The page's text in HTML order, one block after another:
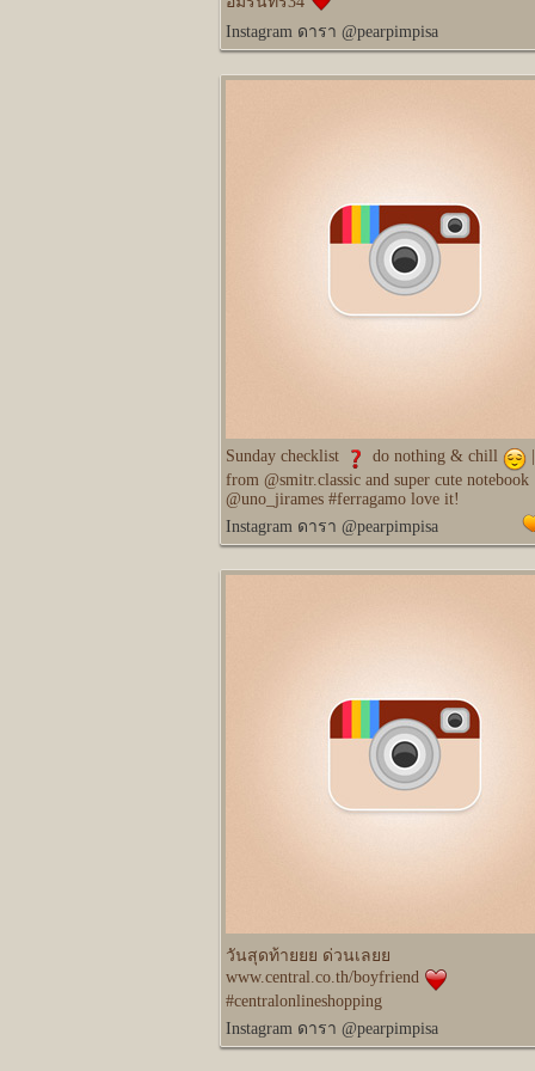
Instagram ดารา @pearpimpisa
Sunday checklist ️ do nothing & chill
from @smitr.classic and super cute notebook
@uno_jirames #ferragamo love it!
Instagram ดารา @pearpimpisa
วันสุดท้ายยย ด่วนเลยย
www.central.co.th/boyfriend
#centralonlineshopping
Instagram ดารา @pearpimpisa